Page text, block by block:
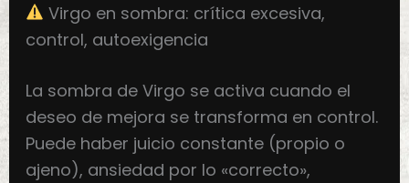
Virgo en sombra: crítica excesiva,
control, autoexigencia
La sombra de Virgo se activa cuando el
deseo de mejora se transforma en control.
Puede haber juicio constante (propio o
ajeno), ansiedad por lo «correcto»,